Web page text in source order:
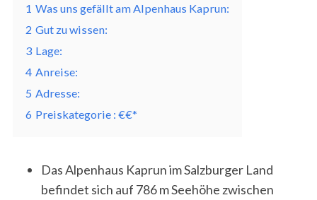
1 Was uns gefällt am Alpenhaus Kaprun:
2 Gut zu wissen:
3 Lage:
4 Anreise:
5 Adresse:
6 Preiskategorie : €€*
Das Alpenhaus Kaprun im Salzburger Land
befindet sich auf 786 m Seehöhe zwischen